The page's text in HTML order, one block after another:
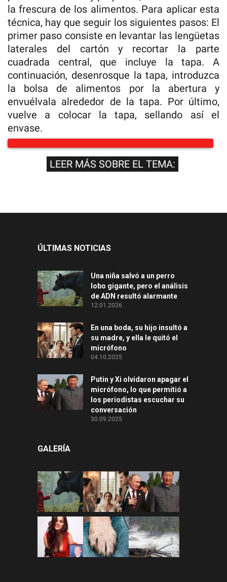
la frescura de los alimentos. Para aplicar esta
técnica, hay que seguir los siguientes pasos: El
primer paso consiste en levantar las lengüetas
laterales del cartón y recortar la parte
cuadrada central, que incluye la tapa. A
continuación, desenrosque la tapa, introduzca
la bolsa de alimentos por la abertura y
envuélvala alrededor de la tapa. Por último,
vuelve a colocar la tapa, sellando así el
envase.
LEER MÁS SOBRE EL TEMA:
ÚLTIMAS NOTICIAS
Una niña salvó a un perro
lobo gigante, pero el análisis
de ADN resultó alarmante
12.01.2026
En una boda, su hijo insultó a
su madre, y ella le quitó el
micrófono
04.10.2025
Putin y Xi olvidaron apagar el
micrófono, lo que permitió a
los periodistas escuchar su
conversación
30.09.2025
GALERÍA